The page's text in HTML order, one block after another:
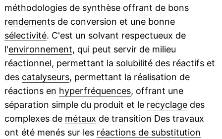
méthodologies de synthèse offrant de bons
rendementsde conversion et une bonne
sélectivité. C'est un solvant respectueux de
l'environnement, qui peut servir de milieu
réactionnel, permettant la solubilité des réactifs et
des catalyseurs, permettant la réalisation de
réactions en hyperfréquences, offrant une
séparation simple du produit et le recyclagedes
complexes de métaux de transition Des travaux
ont été menés sur les réactions de substitution